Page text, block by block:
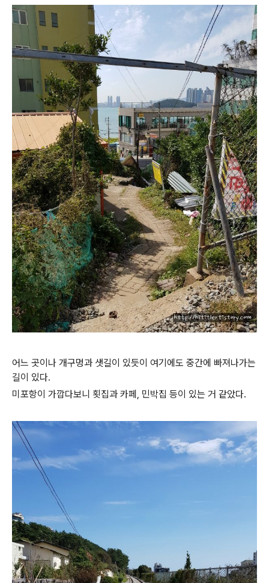
어느 곳이나 개구멍과 샛길이 있듯이 여기에도 중간에 빠져나가는
길이 있다.
미포항이 가깝다보니 횟집과 카페, 민박집 등이 있는 거 같았다.